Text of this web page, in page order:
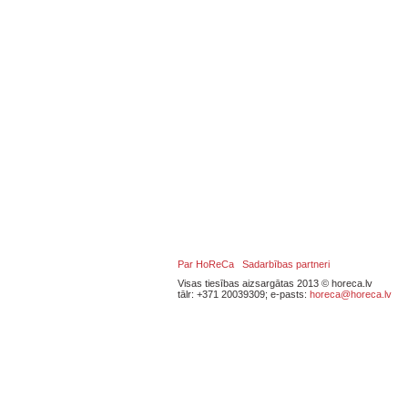
Par HoReCa
Sadarbības partneri
Visas tiesības aizsargātas 2013 © horeca.lv
tālr: +371 20039309; e-pasts: horeca@horeca.lv